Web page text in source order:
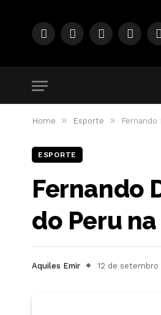
FacebookInstagramYouTube
Home » Esporte »
ESPORTE
Fernando
do Peru
Aquiles Emir 12 de setembro